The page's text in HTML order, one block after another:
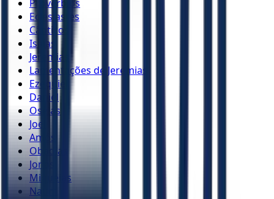
Provérbios
Eclesiastes
Cânticos
Isaías
Jeremias
Lamentações de Jeremias
Ezequiel
Daniel
Oséias
Joel
Amós
Obadias
Jonas
Miquéias
Naum